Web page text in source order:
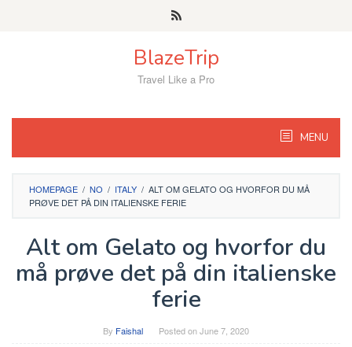
BlazeTrip
Travel Like a Pro
MENU
HOMEPAGE / NO / ITALY / ALT OM GELATO OG HVORFOR DU MÅ
PRØVE DET PÅ DIN ITALIENSKE FERIE
Alt om Gelato og hvorfor du
må prøve det på din italienske
ferie
By Faishal Posted onJune 7, 2020